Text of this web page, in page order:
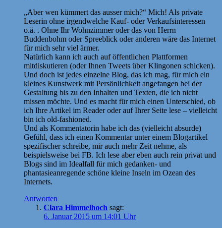
„Aber wen kümmert das ausser mich?“ Mich! Als private
Leserin ohne irgendwelche Kauf- oder Verkaufsinteressen
o.ä. . Ohne Ihr Wohnzimmer oder das von Herrn
Buddenbohm oder Spreeblick oder anderen wäre das Internet
für mich sehr viel ärmer.
Natürlich kann ich auch auf öffentlichen Plattformen
mitdiskutieren (oder Ihnen Tweets über Klingonen schicken).
Und doch ist jedes einzelne Blog, das ich mag, für mich ein
kleines Kunstwerk mit Persönlichkeit angefangen bei der
Gestaltung bis zu den Inhalten und Texten, die ich nicht
missen möchte. Und es macht für mich einen Unterschied, ob
ich Ihre Artikel im Reader oder auf Ihrer Seite lese – vielleicht
bin ich old-fashioned.
Und als Kommentatorin habe ich das (vielleicht absurde)
Gefühl, dass ich einen Kommentar unter einem Blogartikel
spezifischer schreibe, mir auch mehr Zeit nehme, als
beispielsweise bei FB. Ich lese aber eben auch rein privat und
Blogs sind im Idealfall für mich gedanken- und
phantasieanregende schöne kleine Inseln im Ozean des
Internets.
Antworten
Clara Himmelhoch sagt:
6. Januar 2015 um 14:01 Uhr